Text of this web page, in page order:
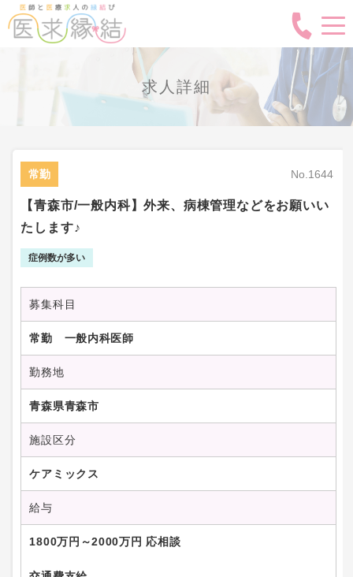
求人詳細
常勤 No.1644
【青森市/一般内科】外来、病棟管理などをお願いい
たします♪
症例数が多い
募集科目
常勤 一般内科医師
勤務地
青森県青森市
施設区分
ケアミックス
給与
1800万円～2000万円 応相談